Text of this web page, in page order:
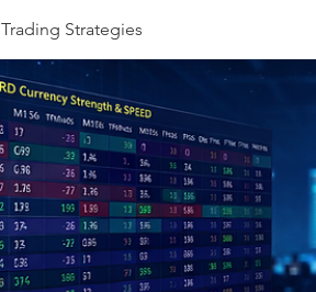
Trading Strategies